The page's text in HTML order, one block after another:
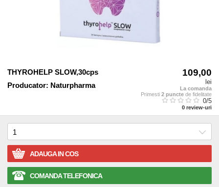
THYROHELP SLOW,30cps
Producator: Naturpharma
109,00
lei
La comanda
Primesti 2 puncte de fidelitate
0/5
0 review-uri
ADAUGA IN COS
COMANDA TELEFONICA